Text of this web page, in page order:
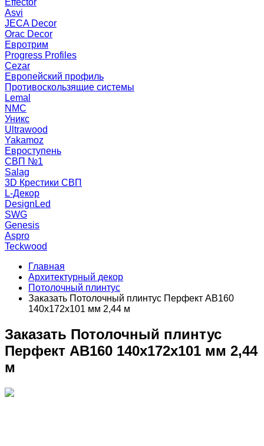
Effector
Asvi
JECA Decor
Orac Decor
Евротрим
Progress Profiles
Cezar
Европейский профиль
Противоскользящие системы
Lemal
NMC
Уникс
Ultrawood
Yakamoz
Евроступень
СВП №1
Salag
3D Крестики СВП
L-Декор
DesignLed
SWG
Genesis
Aspro
Teckwood
Главная
Архитектурный декор
Потолочный плинтус
Заказать Потолочный плинтус Перфект AB160
140х172х101 мм 2,44 м
Заказать Потолочный плинтус
Перфект AB160 140х172х101 мм 2,44
м